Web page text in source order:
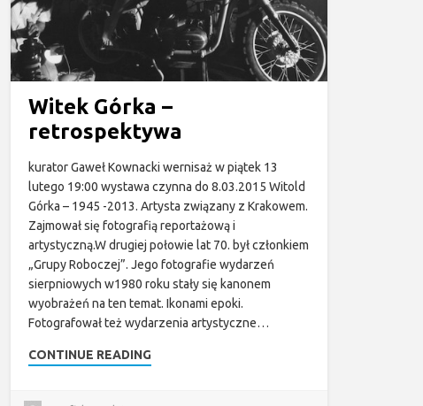
Witek Górka –
retrospektywa
kurator Gaweł Kownacki wernisaż w piątek 13
lutego 19:00 wystawa czynna do 8.03.2015 Witold
Górka – 1945 -2013. Artysta związany z Krakowem.
Zajmował się fotografią reportażową i
artystyczną.W drugiej połowie lat 70. był członkiem
„Grupy Roboczej”. Jego fotografie wydarzeń
sierpniowych w1980 roku stały się kanonem
wyobrażeń na ten temat. Ikonami epoki.
Fotografował też wydarzenia artystyczne…
CONTINUE READING